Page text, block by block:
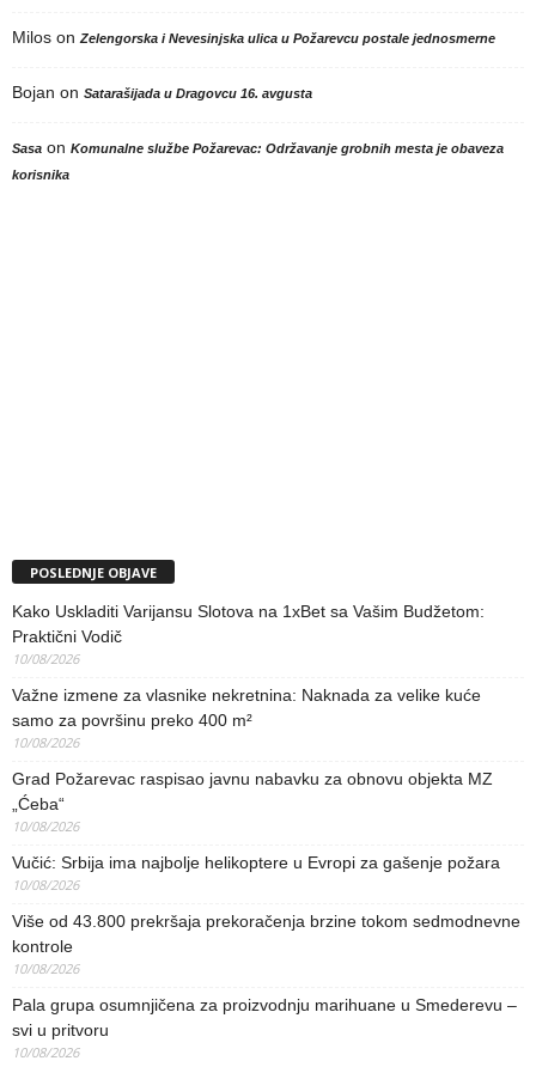
Milos on Zelengorska i Nevesinjska ulica u Požarevcu postale jednosmerne
Bojan on Satarašijada u Dragovcu 16. avgusta
Sasa on Komunalne službe Požarevac: Održavanje grobnih mesta je obaveza
korisnika
POSLEDNJE OBJAVE
Kako Uskladiti Varijansu Slotova na 1xBet sa Vašim Budžetom:
Praktični Vodič
10/08/2026
Važne izmene za vlasnike nekretnina: Naknada za velike kuće
samo za površinu preko 400 m²
10/08/2026
Grad Požarevac raspisao javnu nabavku za obnovu objekta MZ
„Ćeba“
10/08/2026
Vučić: Srbija ima najbolje helikoptere u Evropi za gašenje požara
10/08/2026
Više od 43.800 prekršaja prekoračenja brzine tokom sedmodnevne
kontrole
10/08/2026
Pala grupa osumnjičena za proizvodnju marihuane u Smederevu –
svi u pritvoru
10/08/2026